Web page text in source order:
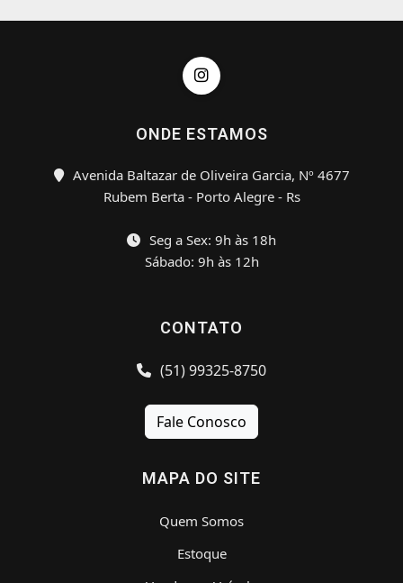
ONDE ESTAMOS
Avenida Baltazar de Oliveira Garcia, Nº 4677
Rubem Berta - Porto Alegre - Rs
Seg a Sex: 9h às 18h
Sábado: 9h às 12h
CONTATO
(51) 99325-8750
Fale Conosco
MAPA DO SITE
Quem Somos
Estoque